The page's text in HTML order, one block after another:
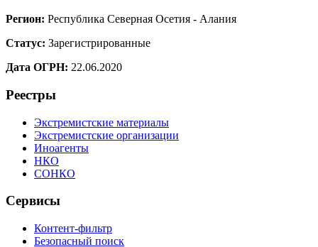
Регион: Республика Северная Осетия - Алания
Статус: Зарегистрированные
Дата ОГРН: 22.06.2020
Реестры
Экстремистские материалы
Экстремистские организации
Иноагенты
НКО
СОНКО
Сервисы
Контент-фильтр
Безопасный поиск